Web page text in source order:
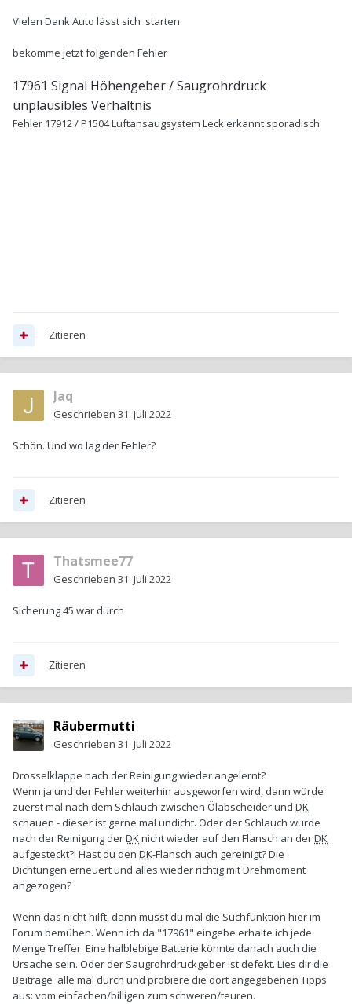
Vielen Dank Auto lässt sich starten
bekomme jetzt folgenden Fehler
17961 Signal Höhengeber / Saugrohrdruck
unplausibles Verhältnis
Fehler 17912/P1504 Luftansaugsystem Leck erkannt sporadisch
Zitieren
Jaq
Geschrieben 31. Juli 2022
Schön. Und wo lag der Fehler?
Zitieren
Thatsmee77
Geschrieben 31. Juli 2022
Sicherung 45 war durch
Zitieren
Räubermutti
Geschrieben 31. Juli 2022
Drosselklappe nach der Reinigung wieder angelernt?
Wenn ja und der Fehler weiterhin ausgeworfen wird, dann würde
zuerst mal nach dem Schlauch zwischen Ölabscheider und DK
schauen - dieser ist gerne mal undicht. Oder der Schlauch wurde
nach der Reinigung derDKnicht wieder auf den Flansch an derDK
aufgesteckt?! Hast du den DK-Flansch auch gereinigt? Die
Dichtungen erneuert und alles wieder richtig mit Drehmoment
angezogen?
Wenn das nicht hilft, dann musst du mal die Suchfunktion hier im
Forum bemühen. Wenn ich da "17961" eingebe erhalte ich jede
Menge Treffer. Eine halblebige Batterie könnte danach auch die
Ursache sein. Oder der Saugrohrdruckgeber ist defekt. Lies dir die
Beiträge alle mal durch und probiere die dort angegebenen Tipps
aus: vom einfachen/billigen zum schweren/teuren.